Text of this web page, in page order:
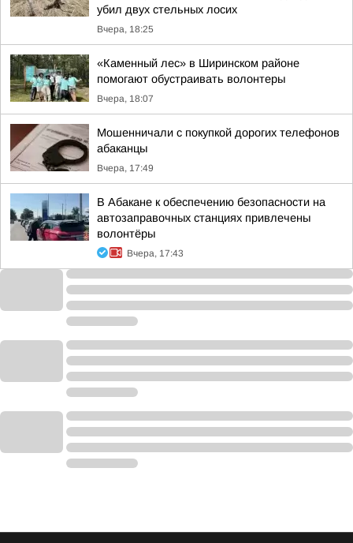
убил двух стельных лосих
Вчера, 18:25
«Каменный лес» в Ширинском районе
помогают обустраивать волонтеры
Вчера, 18:07
Мошенничали с покупкой дорогих телефонов
абаканцы
Вчера, 17:49
В Абакане к обеспечению безопасности на
автозаправочных станциях привлечены
волонтёры
Вчера, 17:43